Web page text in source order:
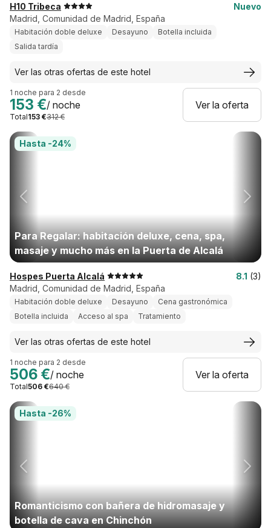
H10 Tribeca
Nuevo
Madrid, Comunidad de Madrid, España
Habitación doble deluxe Desayuno
Botella incluida
Salida tardía
Ver las otras ofertas de este hotel
1 noche para 2 desde
153 €/ noche
Total153 €312 €
Ver la oferta
Hasta -24%
Para Regalar: habitación deluxe, cena, spa,
masaje y mucho más en la Puerta de Alcalá
Hospes Puerta Alcalá 8.1 (3)
Madrid, Comunidad de Madrid, España
Habitación doble deluxe Desayuno
Cena gastronómica
Botella incluida
Acceso al spa Tratamiento
Ver las otras ofertas de este hotel
1 noche para 2 desde
506 €/ noche
Total506 €640 €
Ver la oferta
Hasta -26%
Romanticismo con bañera de hidromasaje y
botella de cava en Chinchón